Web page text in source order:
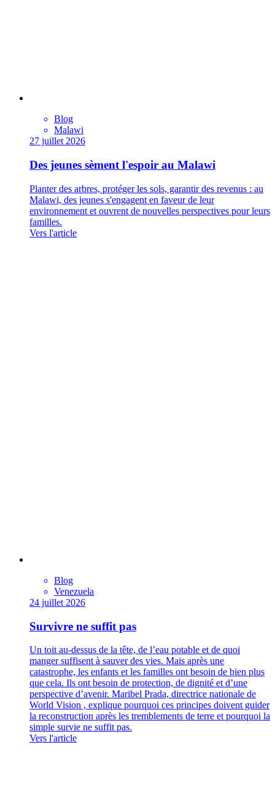
Blog
Malawi
27 juillet 2026
Des jeunes sèment l'espoir au Malawi
Planter des arbres, protéger les sols, garantir des revenus : au
Malawi, des jeunes s'engagent en faveur de leur
environnement et ouvrent de nouvelles perspectives pour leurs
familles.
Vers l'article
Blog
Venezuela
24 juillet 2026
Survivre ne suffit pas
Un toit au-dessus de la tête, de l’eau potable et de quoi
manger suffisent à sauver des vies. Mais après une
catastrophe, les enfants et les familles ont besoin de bien plus
que cela. Ils ont besoin de protection, de dignité et d’une
perspective d’avenir. Maribel Prada, directrice nationale de
World Vision , explique pourquoi ces principes doivent guider
la reconstruction après les tremblements de terre et pourquoi la
simple survie ne suffit pas.
Vers l'article